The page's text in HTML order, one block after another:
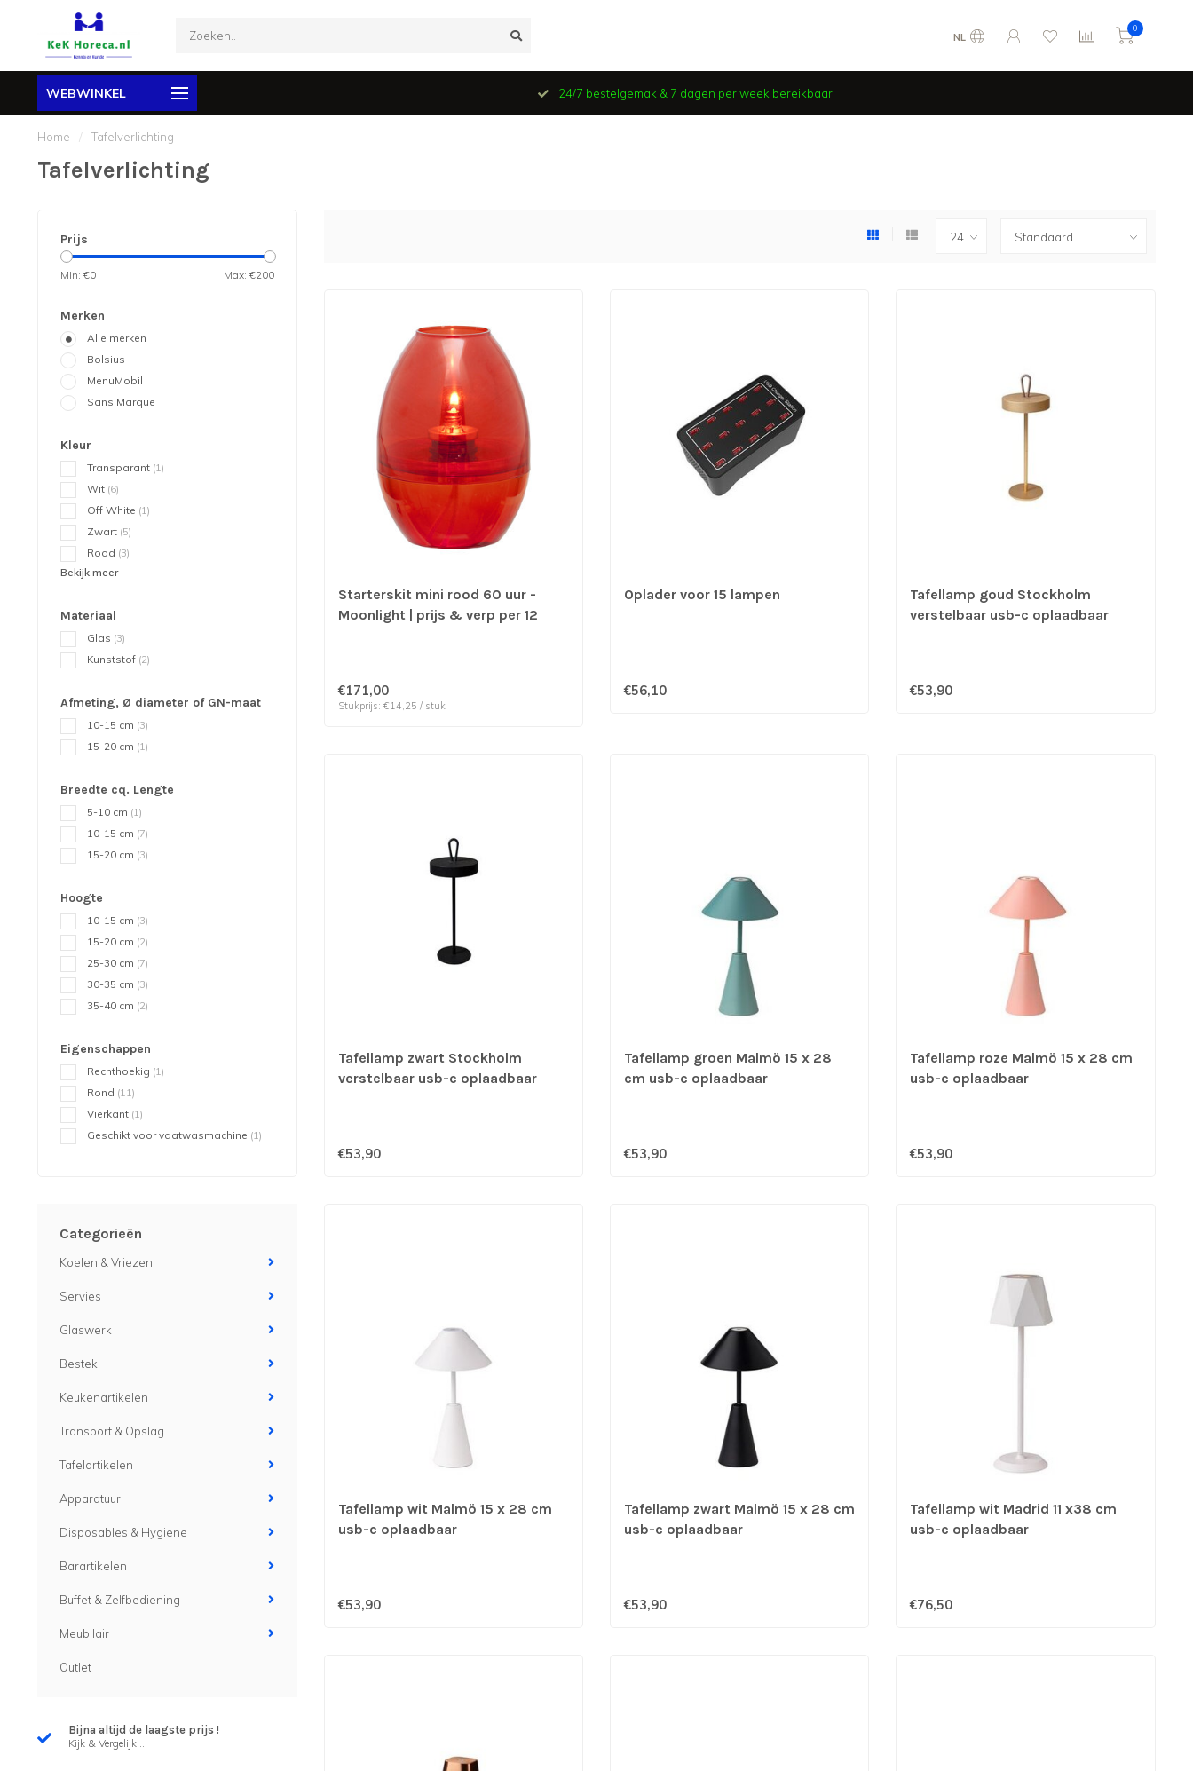
NL
0
WEBWINKEL 24/7 bestelgemak & 7 dagen per week bereikbaar
Home / Tafelverlichting
Tafelverlichting
Prijs
Min: €0 Max: €200
Merken
Alle merken
Bolsius
MenuMobil
Sans Marque
Kleur
Transparant (1)
Wit (6)
Off White (1)
Zwart (5)
Rood (3)
Bekijk meer
Materiaal
Glas (3)
Kunststof (2)
Afmeting, Ø diameter of GN-maat
10-15 cm (3)
15-20 cm (1)
Breedte cq. Lengte
5-10 cm (1)
10-15 cm (7)
15-20 cm (3)
Hoogte
10-15 cm (3)
15-20 cm (2)
25-30 cm (7)
30-35 cm (3)
35-40 cm (2)
Eigenschappen
Rechthoekig (1)
Rond (11)
Vierkant (1)
Geschikt voor vaatwasmachine (1)
Categorieën
Koelen & Vriezen
Servies
Glaswerk
Bestek
Keukenartikelen
Transport & Opslag
Tafelartikelen
Apparatuur
Disposables & Hygiene
Barartikelen
Buffet & Zelfbediening
Meubilair
Outlet
Bijna altijd de laagste prijs !
Kijk & Vergelijk ...
Starterskit mini rood 60 uur -
Moonlight | prijs & verp per 12
€171,00
Stukprijs: €14,25 / stuk
Oplader voor 15 lampen
€56,10
Tafellamp goud Stockholm
verstelbaar usb-c oplaadbaar
€53,90
Tafellamp zwart Stockholm
verstelbaar usb-c oplaadbaar
€53,90
Tafellamp groen Malmö 15 x 28
cm usb-c oplaadbaar
€53,90
Tafellamp roze Malmö 15 x 28 cm
usb-c oplaadbaar
€53,90
Tafellamp wit Malmö 15 x 28 cm
usb-c oplaadbaar
€53,90
Tafellamp zwart Malmö 15 x 28 cm
usb-c oplaadbaar
€53,90
Tafellamp wit Madrid 11 x38 cm
usb-c oplaadbaar
€76,50